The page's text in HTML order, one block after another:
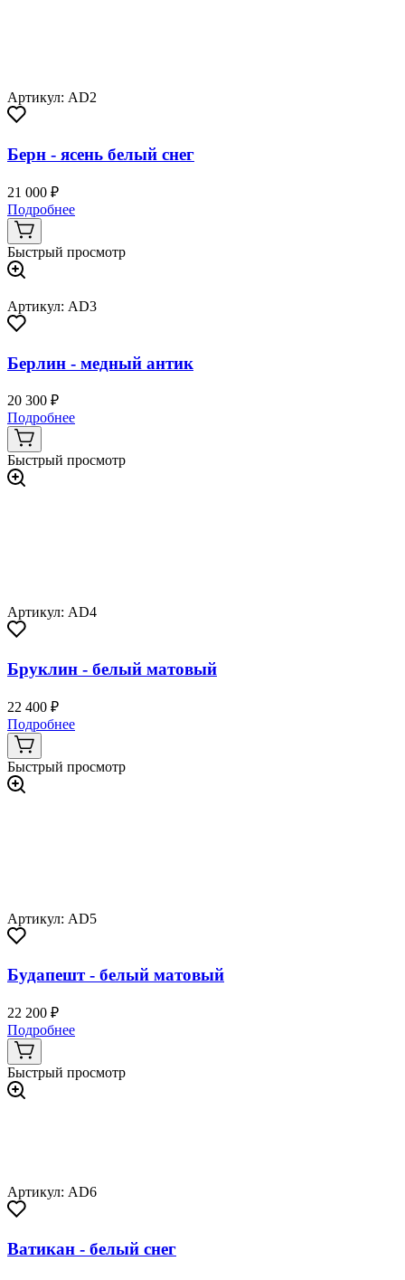
Артикул: AD2
Берн - ясень белый снег
21 000 ₽
Подробнее
Быстрый просмотр
Артикул: AD3
Берлин - медный антик
20 300 ₽
Подробнее
Быстрый просмотр
Артикул: AD4
Бруклин - белый матовый
22 400 ₽
Подробнее
Быстрый просмотр
Артикул: AD5
Будапешт - белый матовый
22 200 ₽
Подробнее
Быстрый просмотр
Артикул: AD6
Ватикан - белый снег